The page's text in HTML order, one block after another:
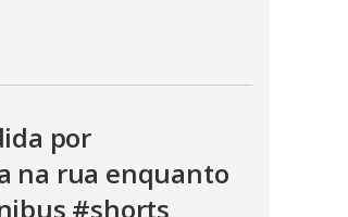
por
na rua enquanto
#shorts